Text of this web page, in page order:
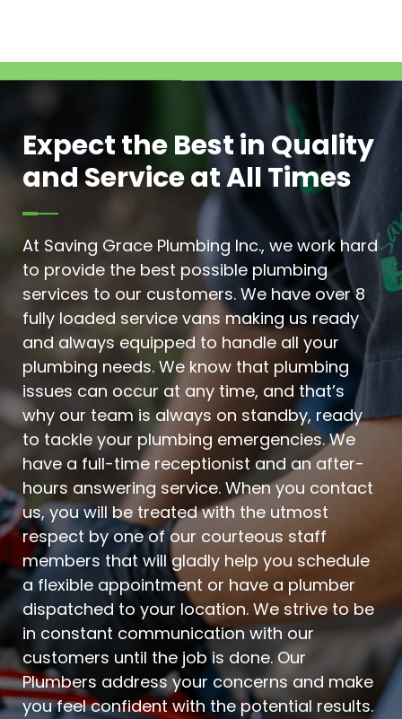
Expect the Best in Quality
and Service at All Times
At Saving Grace Plumbing Inc., we work hard
to provide the best possible plumbing
services to our customers. We have over 8
fully loaded service vans making us ready
and always equipped to handle all your
plumbing needs. We know that plumbing
issues can occur at any time, and that’s
why our team is always on standby, ready
to tackle your plumbing emergencies. We
have a full-time receptionist and an after-
hours answering service. When you contact
us, you will be treated with the utmost
respect by one of our courteous staff
members that will gladly help you schedule
a flexible appointment or have a plumber
dispatched to your location. We strive to be
in constant communication with our
customers until the job is done. Our
Plumbers address your concerns and make
you feel confident with the potential results.